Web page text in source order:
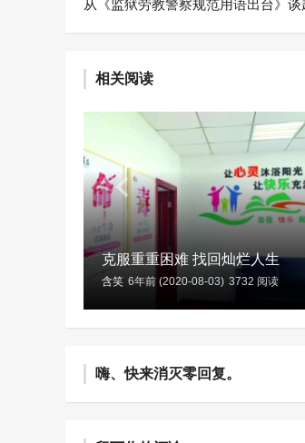
从《监狱劳教警察规范用语出台》谈
相关阅读
克服重重困难 找回灿烂人生
含笑 6年前 (2020-08-03) 3732 阅读
嗨、快来消灭零回复。